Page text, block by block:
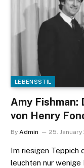
LEBENSSTIL
Amy Fishman:
von Henry
By Admin 25. January
Im riesigen Teppich
leuchten nur